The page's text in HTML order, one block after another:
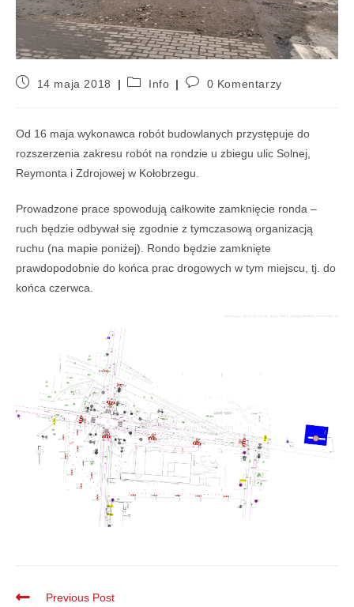
14 maja 2018 Info 0 Komentarzy
Od 16 maja wykonawca robót budowlanych przystępuje do
rozszerzenia zakresu robót na rondzie u zbiegu ulic Solnej,
Reymonta i Zdrojowej w Kołobrzegu.
Prowadzone prace spowodują całkowite zamknięcie ronda –
ruch będzie odbywał się zgodnie z tymczasową organizacją
ruchu (na mapie poniżej). Rondo będzie zamknięte
prawdopodobnie do końca prac drogowych w tym miejscu, tj. do
końca czerwca.
Previous Post